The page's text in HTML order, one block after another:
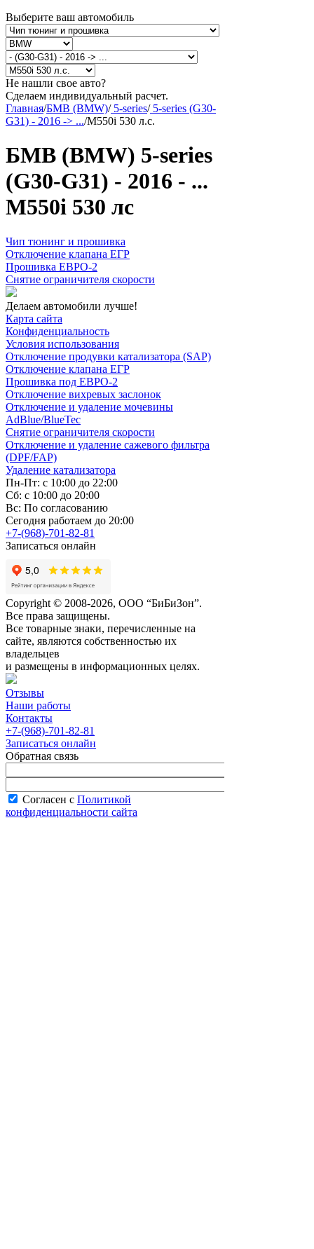
Выберите ваш автомобиль
Не нашли свое авто?
Сделаем индивидуальный расчет.
Главная/БМВ (BMW)/5-series/5-series (G30-
G31) - 2016 -> .../M550i 530 л.с.
БМВ (BMW) 5-series
(G30-G31) - 2016 - ...
M550i 530 лс
Чип тюнинг и прошивка
Отключение клапана ЕГР
Прошивка ЕВРО-2
Снятие ограничителя скорости
Делаем автомобили лучше!
Карта сайта
Конфиденциальность
Условия использования
Отключение продувки катализатора (SAP)
Отключение клапана ЕГР
Прошивка под ЕВРО-2
Отключение вихревых заслонок
Отключение и удаление мочевины
AdBlue/BlueTec
Снятие ограничителя скорости
Отключение и удаление сажевого фильтра
(DPF/FAP)
Удаление катализатора
Пн-Пт: с 10:00 до 22:00
Сб: с 10:00 до 20:00
Вс: По согласованию
Сегодня работаем до 20:00
+7-(968)-701-82-81
Записаться онлайн
Copyright © 2008-2026, ООО “БиБиЗон”.
Все права защищены.
Все товарные знаки, перечисленные на
сайте, являются собственностью их
владельцев
и размещены в информационных целях.
Отзывы
Наши работы
Контакты
+7-(968)-701-82-81
Записаться онлайн
Обратная связь
Согласен с Политикой
конфиденциальности сайта